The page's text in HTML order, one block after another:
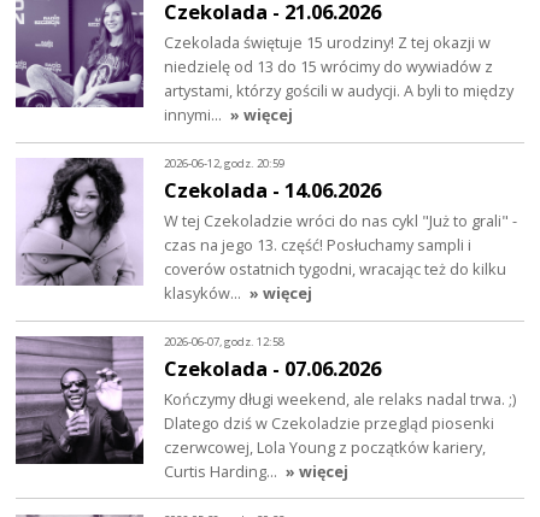
Czekolada - 21.06.2026
Czekolada świętuje 15 urodziny! Z tej okazji w
niedzielę od 13 do 15 wrócimy do wywiadów z
artystami, którzy gościli w audycji. A byli to między
innymi… » więcej
2026-06-12, godz. 20:59
Czekolada - 14.06.2026
W tej Czekoladzie wróci do nas cykl "Już to grali" -
czas na jego 13. część! Posłuchamy sampli i
coverów ostatnich tygodni, wracając też do kilku
klasyków… » więcej
2026-06-07, godz. 12:58
Czekolada - 07.06.2026
Kończymy długi weekend, ale relaks nadal trwa. ;)
Dlatego dziś w Czekoladzie przegląd piosenki
czerwcowej, Lola Young z początków kariery,
Curtis Harding… » więcej